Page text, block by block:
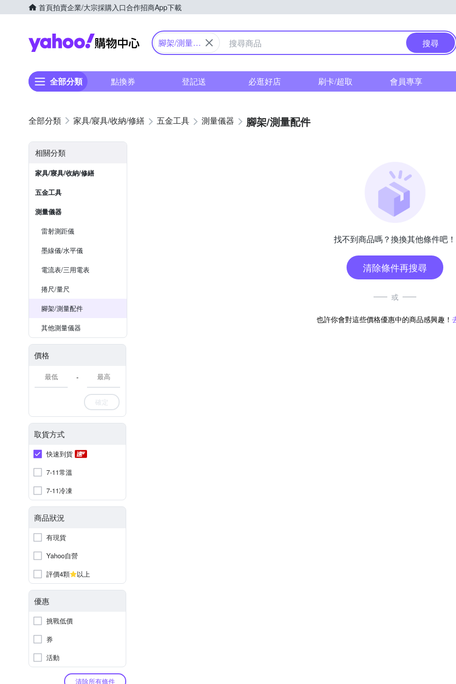
首頁拍賣企業/大宗採購入口合作招商App下載
Yahoo購物中心
腳架/測量配
搜尋
全部分類 點換券 登記送 必逛好店 刷卡/超取 會員專享
家具/寢具/收納/修繕 五金工具 測量儀器 腳架/測量配件
相關分類
家具/寢具/收納/修繕
五金工具
測量儀器
雷射測距儀
墨線儀/水平儀
電流表/三用電表
捲尺/量尺
腳架/測量配件
其他測量儀器
價格
-
確定
取貨方式
快速到貨
7-11常溫
7-11冷凍
商品狀況
有現貨
Yahoo自營
評價4顆
以上
優惠
挑戰低價
券
活動
清除所有條件
找不到商品嗎？換換其他條件吧！
清除條件再搜尋
或
也許你會對這些價格優惠中的商品感興趣！